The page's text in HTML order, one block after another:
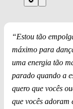
“Estou tão
máximo para
uma energia tão
parado quando a
quero que vocês
que vocês adoram